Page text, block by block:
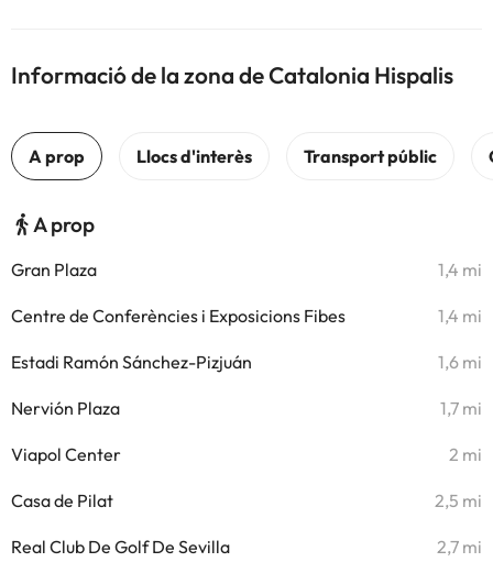
Informació de la zona de Catalonia Hispalis
A prop
Gran Plaza 1,4 mi
Centre de Conferències i Exposicions Fibes 1,4 mi
Estadi Ramón Sánchez-Pizjuán 1,6 mi
Nervión Plaza 1,7 mi
Viapol Center 2 mi
Casa de Pilat 2,5 mi
Real Club De Golf De Sevilla 2,7 mi